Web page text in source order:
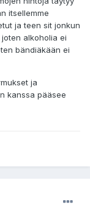
itsellemme
ja teen sit jonkun
alkoholia ei
bändiäkään ei
ja
kanssa pääsee